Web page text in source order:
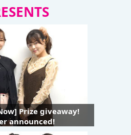
Prize giveaway!
announced!